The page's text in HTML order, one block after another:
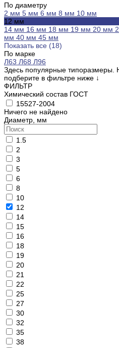
По диаметру
2 мм 5 мм 6 мм 8 мм 10 мм
12 мм
14 мм 16 мм 18 мм 19 мм 20 мм
мм 40 мм 45 мм
Показать все (18)
По марке
Л63 Л68 Л96
Здесь популярные
подберите в фильтре ниже ↓
ФИЛЬТР
Химический состав ГОСТ
15527-2004
Ничего не найдено
Диаметр, мм
1.5
2
3
5
6
8
10
12
14
15
16
18
19
20
21
22
25
27
30
32
35
38